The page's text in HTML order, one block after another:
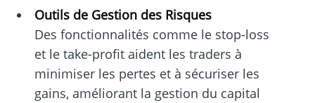
Outils de Gestion des Risques
Des fonctionnalités comme le stop-loss
et le take-profit aident les traders à
minimiser les pertes et à sécuriser les
gains, améliorant la gestion du capital